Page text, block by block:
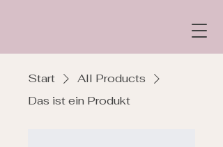
Start
All Products
Das ist ein Produkt